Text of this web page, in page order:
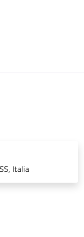
Italia